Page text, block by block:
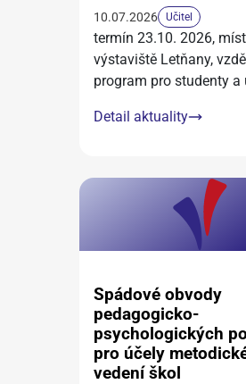
10.07.2026 Učitel
termín 23.10. 2026,
výstaviště Letňany,
program pro studenty a
Detail aktuality
Spádové obvody
pedagogicko-
psychologických
pro účely
vedení škol